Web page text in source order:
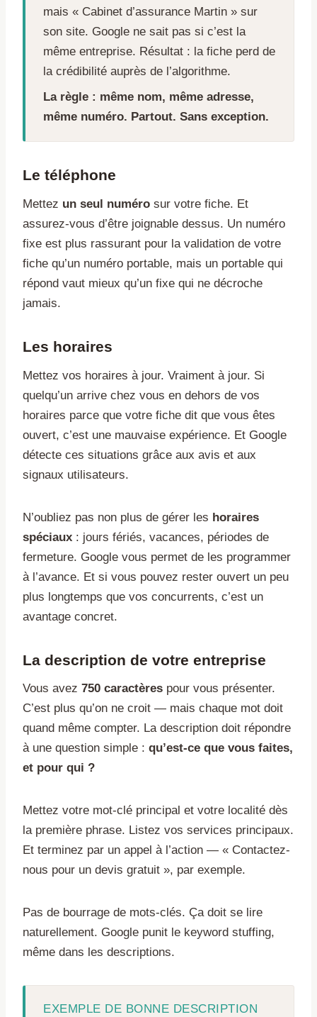
mais « Cabinet d’assurance Martin » sur
son site. Google ne sait pas si c’est la
même entreprise. Résultat : la fiche perd de
la crédibilité auprès de l’algorithme.
La règle : même nom, même adresse,
même numéro. Partout. Sans exception.
Le téléphone
Mettez un seul numéro sur votre fiche. Et
assurez-vous d’être joignable dessus. Un numéro
fixe est plus rassurant pour la validation de votre
fiche qu’un numéro portable, mais un portable qui
répond vaut mieux qu’un fixe qui ne décroche
jamais.
Les horaires
Mettez vos horaires à jour. Vraiment à jour. Si
quelqu’un arrive chez vous en dehors de vos
horaires parce que votre fiche dit que vous êtes
ouvert, c’est une mauvaise expérience. Et Google
détecte ces situations grâce aux avis et aux
signaux utilisateurs.
N’oubliez pas non plus de gérer les horaires
spéciaux : jours fériés, vacances, périodes de
fermeture. Google vous permet de les programmer
à l’avance. Et si vous pouvez rester ouvert un peu
plus longtemps que vos concurrents, c’est un
avantage concret.
La description de votre entreprise
Vous avez 750 caractères pour vous présenter.
C’est plus qu’on ne croit — mais chaque mot doit
quand même compter. La description doit répondre
à une question simple : qu’est-ce que vous faites,
et pour qui ?
Mettez votre mot-clé principal et votre localité dès
la première phrase. Listez vos services principaux.
Et terminez par un appel à l’action — « Contactez-
nous pour un devis gratuit », par exemple.
Pas de bourrage de mots-clés. Ça doit se lire
naturellement. Google punit le keyword stuffing,
même dans les descriptions.
EXEMPLE DE BONNE DESCRIPTION